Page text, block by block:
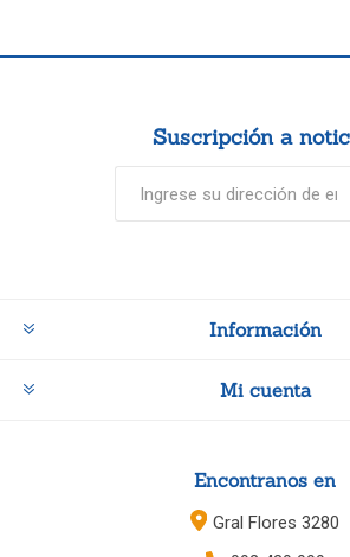
Suscripción a
Información
Mi cuenta
Encontranos en
Gral Flores 3280